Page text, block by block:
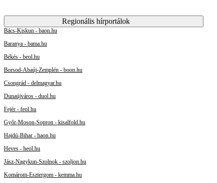
Regionális hírportálok
Bács-Kiskun - baon.hu
Baranya - bama.hu
Békés - beol.hu
Borsod-Abaúj-Zemplén - boon.hu
Csongrád - delmagyar.hu
Dunaújváros - duol.hu
Fejér - feol.hu
Győr-Moson-Sopron - kisalfold.hu
Hajdú-Bihar - haon.hu
Heves - heol.hu
Jász-Nagykun-Szolnok - szoljon.hu
Komárom-Esztergom - kemma.hu